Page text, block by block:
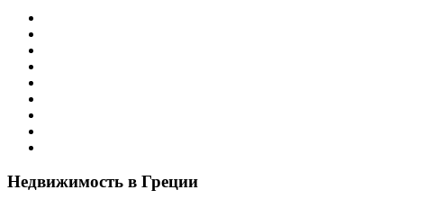
Недвижимость в Греции